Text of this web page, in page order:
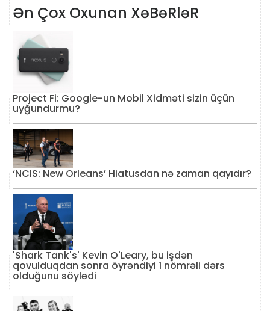
Ən Çox Oxunan XəBəRləR
Project Fi: Google-un Mobil Xidməti sizin üçün
uyğundurmu?
‘NCIS: New Orleans’ Hiatusdan nə zaman qayıdır?
'Shark Tank's' Kevin O'Leary, bu işdən
qovulduqdan sonra öyrəndiyi 1 nömrəli dərs
olduğunu söylədi